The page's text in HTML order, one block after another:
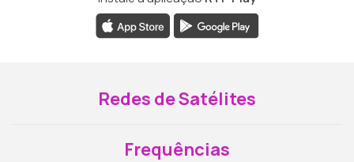
Redes de Satélites
Frequências